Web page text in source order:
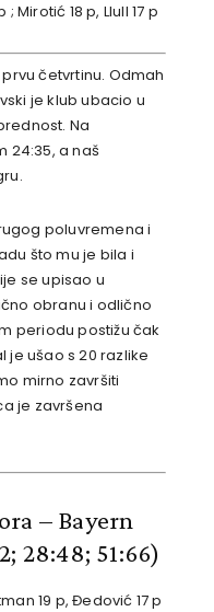
Mirotić 18 p, Llull 17 p
četvrtinu. Odmah
je klub ubacio u
Na
24:35, a naš
poluvremena i
što mu je bila i
se upisao u
obranu i odlično
periodu postižu čak
je ušao s 20 razlike
mirno završiti
je završena
– Bayern
28:48; 51:66)
19 p, Đedović 17 p